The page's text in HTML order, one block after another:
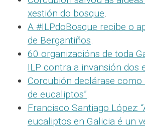
xestión do bosque
A #ILPdoBosque recibe o
de Bergantiños
60 organizacións de toda
ILP contra a invansión dos
Corcubión declárase como
de eucaliptos”
Francisco Santiago López:
eucaliptos en Galicia é un